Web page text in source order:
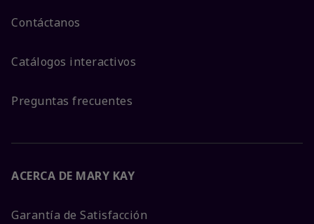
Contáctanos
Catálogos interactivos
Preguntas frecuentes
ACERCA DE MARY KAY
Garantía de Satisfacción